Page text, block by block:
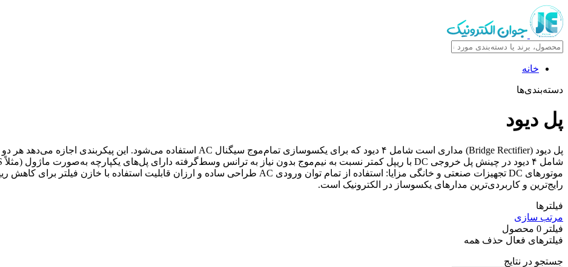
خانه
دسته‌بندی‌ها
پل دیود
رایج‌ترین و کاربردی‌ترین مدارهای یکسوساز در الکترونیک است.
فیلترها
مرتب سازی
فیلتر 0 محصول
فیلترهای فعال حذف همه
جستجو در نتایج